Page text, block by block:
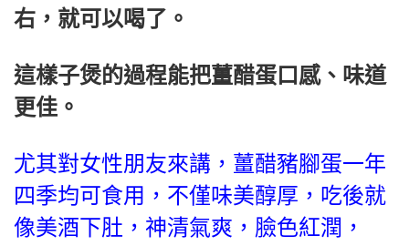
右，就可以喝了。
這樣子煲的過程能把薑醋蛋口感、味道
更佳。
尤其對女性朋友來講，薑醋豬腳蛋一年
四季均可食用，不僅味美醇厚，吃後就
像美酒下肚，神清氣爽，臉色紅潤，